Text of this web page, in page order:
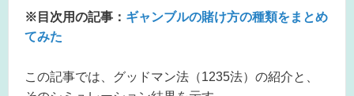
※目次用の記事： ギャンブルの賭け方の種類をまとめ
てみた
この記事では、グッドマン法（1235法）の紹介と、